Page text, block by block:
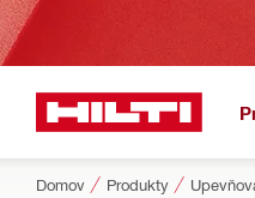
Domov Produkty